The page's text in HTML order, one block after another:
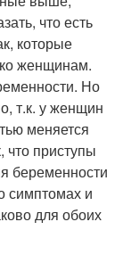
что есть
которые
женщинам.
Но
т.к. у женщин
меняется
приступы
беременности
симптомах и
для обоих